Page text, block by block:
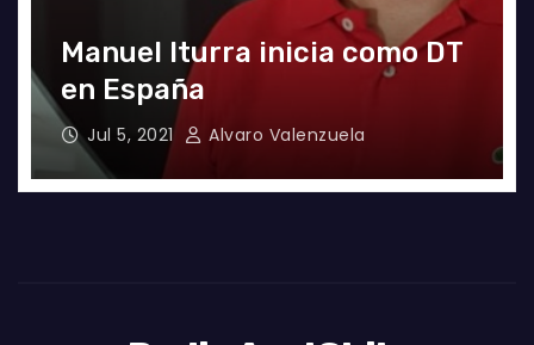
El gran partido de Eugenio
Mena ante Argentina
Jun 4, 2021 Radio AzulChile